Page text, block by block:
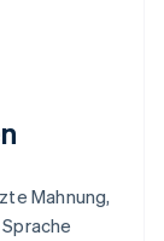
Mahnung,